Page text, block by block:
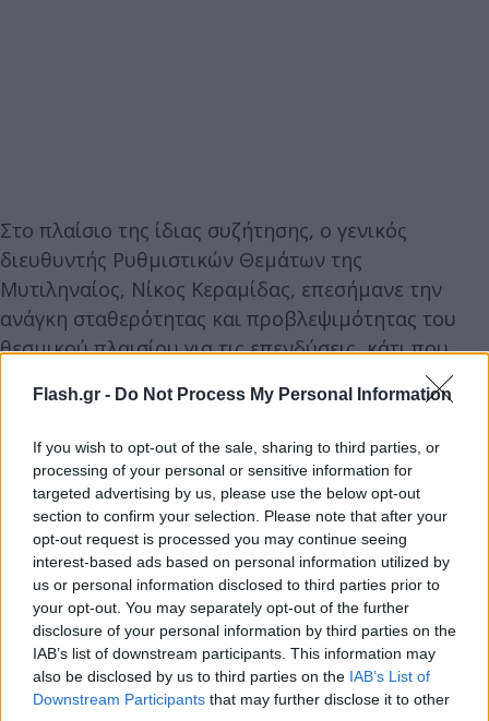
Flash.gr - Do Not Process My Personal Information
If you wish to opt-out of the sale, sharing to third parties, or
processing of your personal or sensitive information for
targeted advertising by us, please use the below opt-out
section to confirm your selection. Please note that after your
opt-out request is processed you may continue seeing
interest-based ads based on personal information utilized by
us or personal information disclosed to third parties prior to
your opt-out. You may separately opt-out of the further
disclosure of your personal information by third parties on the
IAB’s list of downstream participants. This information may
also be disclosed by us to third parties on the IAB’s List of
Downstream Participants that may further disclose it to other
Στο πλαίσιο της ίδιας συζήτησης, ο γενικός
διευθυντής Ρυθμιστικών Θεμάτων της
Μυτιληναίος, Νίκος Κεραμίδας, επεσήμανε την
ανάγκη σταθερότητας και προβλεψιμότητας του
θεσμικού πλαισίου για τις επενδύσεις, κάτι που
όπως είπε, λείπει, όχι μόνο από την Ελλάδα, αλλά
και από την ΕΕ. Πρόσθεσε ότι έχουν γίνει φιλότιμες
προσπάθειες για βελτίωση της αδειοδότησης, ιδίως
στις ανανεώσιμες πηγές ενέργειας, ωστόσο υπάρχει
περιθώριο βελτίωσης.
Τέλος, όπως αναφέρει το ΑΠΕ-ΜΠΕ, ο πρόεδρος της
ENGIE, Ζαν Πιερ Κλαμαντιέ, υπογράμμισε ότι η
πράσινη μετάβαση απαιτεί επενδύσεις ύψους 40
δισ. ετησίως σε δίκτυα ηλεκτρισμού και έξι δισ. στα
δίκτυα φυσικού αερίου. «Η ατζέντα της
Ευρωπαϊκής Ένωσης είναι φιλόδοξη, αλλά δεν